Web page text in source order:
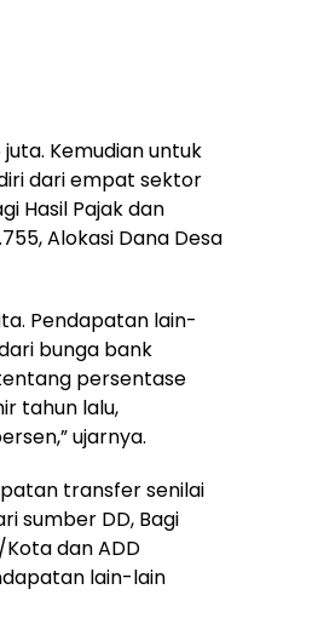
Kemudian untuk
dari empat sektor
Hasil Pajak dan
Alokasi Dana Desa
Pendapatan lain-
bunga bank
persentase
tahun lalu,
ujarnya.
transfer senilai
sumber DD, Bagi
dan ADD
lain-lain